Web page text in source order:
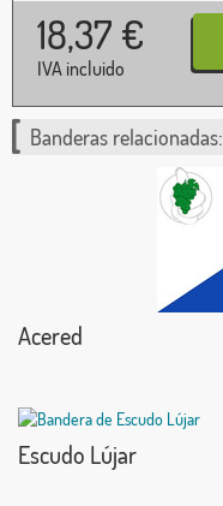
18,37 €
IVA incluido
Banderas relacionadas:
Acered
Escudo Lújar